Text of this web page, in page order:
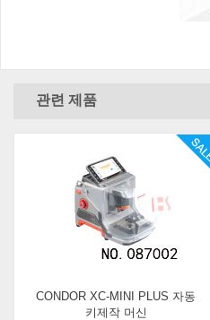
관련 제품
CONDOR XC-MINI PLUS 자동
키제작 머신